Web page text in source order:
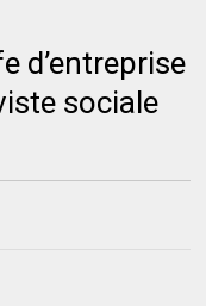
d’entreprise
sociale